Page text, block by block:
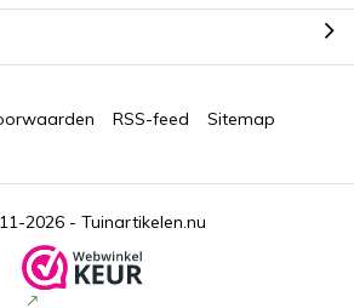
2026 - Tuinartikelen.nu
RSS-feed Sitemap